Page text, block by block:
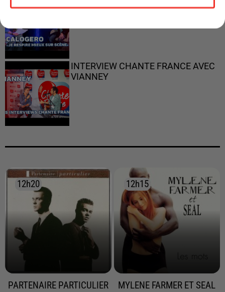
CALOGERO
INTERVIEW CHANTE FRANCE AVEC
VIANNEY
12h20
12h20
PARTENAIRE PARTICULIER
12h15
12h15
MYLENE FARMER ET SEAL